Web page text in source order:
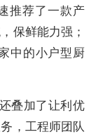
推荐了一款产
保鲜能力强；
中的小户型厨
叠加了让利优
，工程师团队